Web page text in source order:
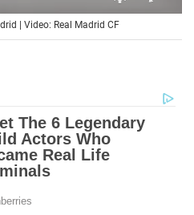
| Video: Real Madrid CF